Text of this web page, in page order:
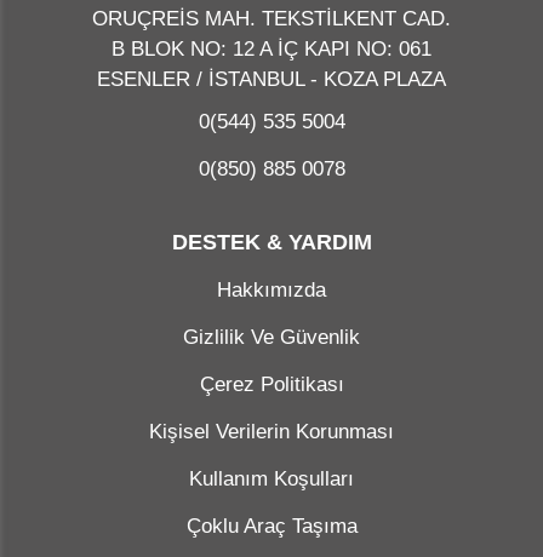
ORUÇREİS MAH. TEKSTİLKENT CAD.
B BLOK NO: 12 A İÇ KAPI NO: 061
ESENLER / İSTANBUL - KOZA PLAZA
0(544) 535 5004
0(850) 885 0078
DESTEK & YARDIM
Hakkımızda
Gizlilik Ve Güvenlik
Çerez Politikası
Kişisel Verilerin Korunması
Kullanım Koşulları
Çoklu Araç Taşıma